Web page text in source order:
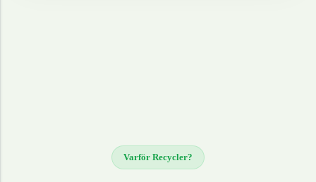
Varför Recycler?